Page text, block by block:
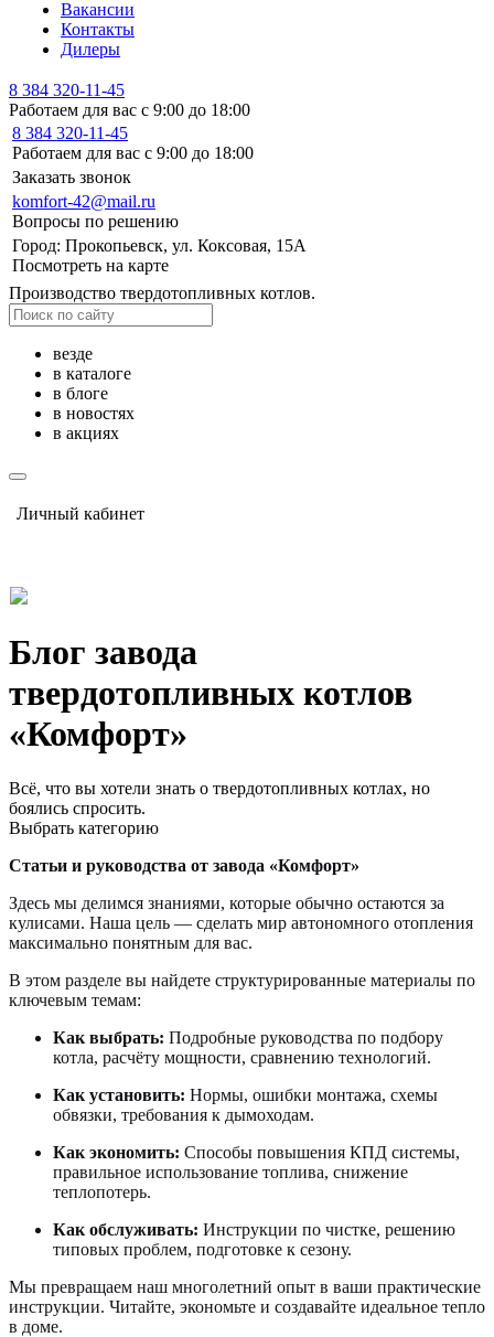
Вакансии
Контакты
Дилеры
8 384 320-11-45
Работаем для вас с 9:00 до 18:00
8 384 320-11-45
Работаем для вас с 9:00 до 18:00
Заказать звонок
komfort-42@mail.ru
Вопросы по решению
Город: Прокопьевск, ул. Коксовая, 15А
Посмотреть на карте
Производство твердотопливных котлов.
везде
в каталоге
в блоге
в новостях
в акциях
Личный кабинет
Блог завода
твердотопливных котлов
«Комфорт»
Всё, что вы хотели знать о твердотопливных котлах, но
боялись спросить.
Выбрать категорию
Статьи и руководства от завода «Комфорт»
Здесь мы делимся знаниями, которые обычно остаются за
кулисами. Наша цель — сделать мир автономного отопления
максимально понятным для вас.
В этом разделе вы найдете структурированные материалы по
ключевым темам:
Как выбрать: Подробные руководства по подбору
котла, расчёту мощности, сравнению технологий.
Как установить: Нормы, ошибки монтажа, схемы
обвязки, требования к дымоходам.
Как экономить: Способы повышения КПД системы,
правильное использование топлива, снижение
теплопотерь.
Как обслуживать: Инструкции по чистке, решению
типовых проблем, подготовке к сезону.
Мы превращаем наш многолетний опыт в ваши практические
инструкции. Читайте, экономьте и создавайте идеальное тепло
в доме.